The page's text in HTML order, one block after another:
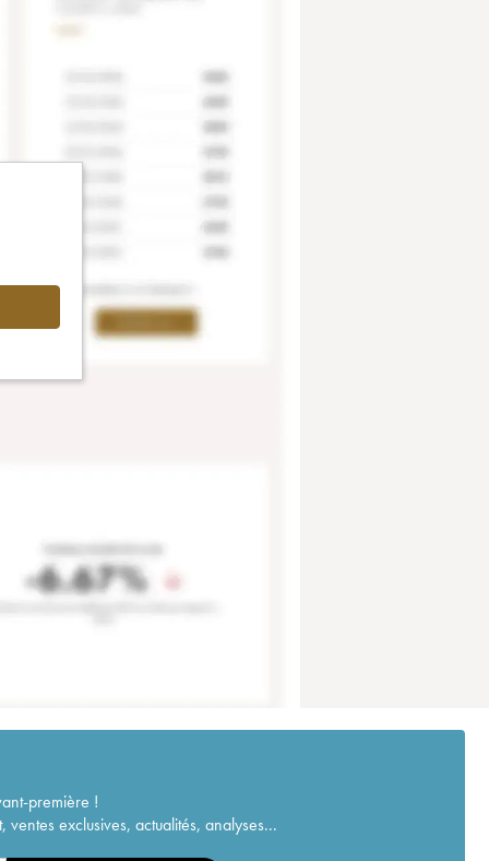
première !
exclusives, actualités, analyses...